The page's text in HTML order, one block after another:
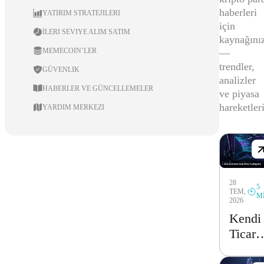
YATIRIM STRATEJILERI
İLERI SEVIYE ALIM SATIM
MEMECOIN’LER
GÜVENLIK
HABERLER VE GÜNCELLEMELER
YARDIM MERKEZI
haberleri
için
—
trendler,
analizler
ve piyasa
28
TEM,
2026
5
Kendi